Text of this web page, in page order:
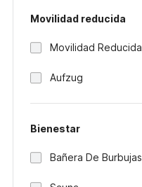
Movilidad reducida
Movilidad Reducida
Aufzug
Bienestar
Bañera De Burbujas